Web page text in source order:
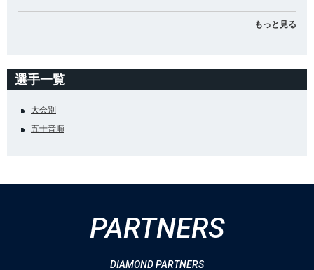
もっと見る
選手一覧
大会別
五十音順
PARTNERS
DIAMOND PARTNERS